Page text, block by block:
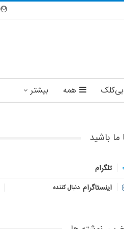
همه بیشتر
ما باشید
تلگرام
اینستاگرام دنبال کننده